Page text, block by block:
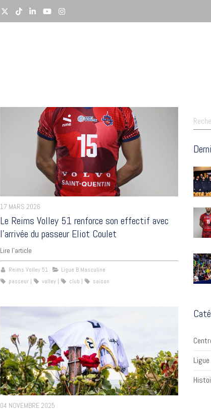
17 MARS 2026
Le Reims Volley 51 renforce son effectif avec
l’arrivée du passeur Eliot Coulet
Lire l'article
Reims Volley 51
Ligue B Masculine
passeur
volley club saison
04 NOVEMBRE 2025